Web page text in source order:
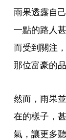
雨果透露自
一點的路人
而受到關注
那位富豪的
然而，雨果
在的樣子，
氣，讓更多